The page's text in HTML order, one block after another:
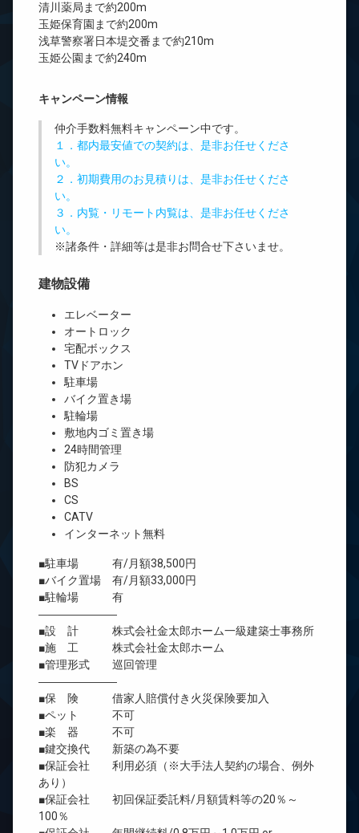
清川薬局まで約200m
玉姫保育園まで約200m
浅草警察署日本堤交番まで約210m
玉姫公園まで約240m
キャンペーン情報
仲介手数料無料キャンペーン中です。
１．都内最安値での契約は、是非お任せくださ
い。
２．初期費用のお見積りは、是非お任せくださ
い。
３．内覧・リモート内覧は、是非お任せくださ
い。
※諸条件・詳細等は是非お問合せ下さいませ。
建物設備
エレベーター
オートロック
宅配ボックス
TVドアホン
駐車場
バイク置き場
駐輪場
敷地内ゴミ置き場
24時間管理
防犯カメラ
BS
CS
CATV
インターネット無料
■駐車場 有/月額38,500円
■バイク置場 有/月額33,000円
■駐輪場 有
―――――――
■設 計 株式会社金太郎ホーム一級建築士事務所
■施 工 株式会社金太郎ホーム
■管理形式 巡回管理
―――――――
■保 険 借家人賠償付き火災保険要加入
■ペット 不可
■楽 器 不可
■鍵交換代 新築の為不要
■保証会社 利用必須（※大手法人契約の場合、例外
あり）
■保証会社 初回保証委託料/月額賃料等の20％～
100％